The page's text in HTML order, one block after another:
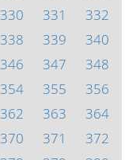
330 331
332
338 339
340
346 347
348
354 355
356
362 363
364
370 371
372